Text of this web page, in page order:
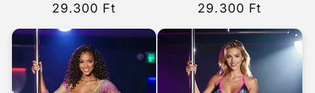
Normál
ár
29.300 Ft
Normál
ár
29.300 Ft